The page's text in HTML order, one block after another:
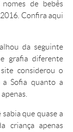
de bebês
Confira aqui
da seguinte
grafia diferente
considerou o
a Sofia quanto a
que quase a
criança apenas